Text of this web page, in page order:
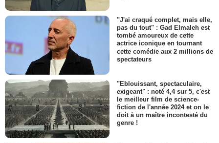
"J'ai craqué complet, mais elle,
pas du tout" : Gad Elmaleh est
tombé amoureux de cette
actrice iconique en tournant
cette comédie aux 2 millions de
spectateurs
"Eblouissant, spectaculaire,
exigeant" : noté 4,4 sur 5, c'est
le meilleur film de science-
fiction de l'année 2024 et on le
doit à un maître incontesté du
genre !